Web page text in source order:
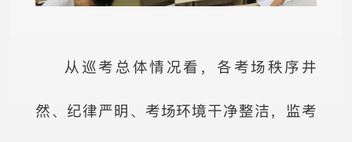
从巡考总体情况看，各考场秩序井
然、纪律严明、考场环境干净整洁，监考